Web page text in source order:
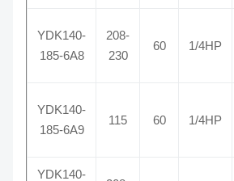
YDK140-
185-6A8
208-
230
60 1/4HP
YDK140-
185-6A9
115 60 1/4HP
YDK140-